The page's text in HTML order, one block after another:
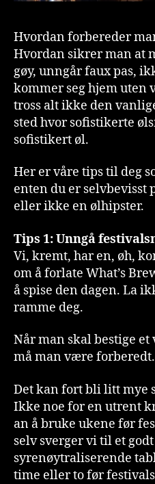
Hvordan forbereder
Hvordan sikrer man at
gøy, unngår faux pas,
kommer seg hjem uten
tross alt ikke den
sted hvor sofistikerte
sofistikert øl.
Her er våre tips til deg
enten du er selvbevisst
eller ikke en ølhipster.
Tips 1: Unngå
Vi, kremt, har en, øh,
om å forlate What’s
å spise den dagen. La
ramme deg.
Når man skal bestige
må man være forberedt.
Det kan fort bli litt mye
Ikke noe for en utrent
an å bruke ukene før
selv sverger vi til et
syrenøytraliserende
time eller to før